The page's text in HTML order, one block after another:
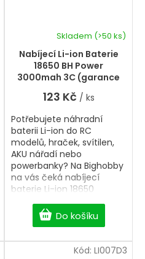
Nabíjecí Li-ion Baterie
18650 BH Power
3000mah 3C (garance
kapacity)
Skladem (>50 ks)
123 Kč / ks
Do košíku
Potřebujete náhradní
baterii Li-ion do RC
modelů, hraček, svítilen,
AKU nářadí nebo
powerbanky? Na Bighobby
na vás čeká nabíjecí
baterie Li-ion 18650
3000mAh s garancí
kapacity a dopravou
zdarma od 2 500 Kč. Bez
Kód: LI007D3